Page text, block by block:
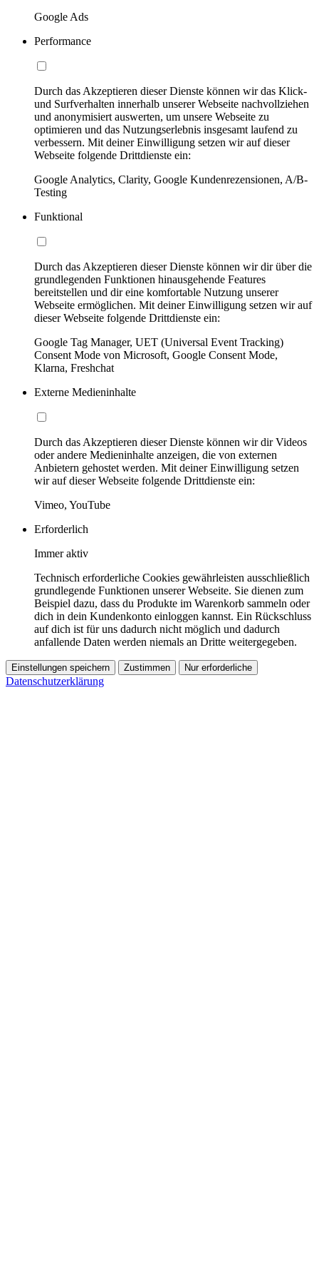
Google Ads
Performance
Durch das Akzeptieren dieser Dienste können wir das Klick-
und Surfverhalten innerhalb unserer Webseite nachvollziehen
und anonymisiert auswerten, um unsere Webseite zu
optimieren und das Nutzungserlebnis insgesamt laufend zu
verbessern. Mit deiner Einwilligung setzen wir auf dieser
Webseite folgende Drittdienste ein:
Google Analytics, Clarity, Google Kundenrezensionen, A/B-
Testing
Funktional
Durch das Akzeptieren dieser Dienste können wir dir über die
grundlegenden Funktionen hinausgehende Features
bereitstellen und dir eine komfortable Nutzung unserer
Webseite ermöglichen. Mit deiner Einwilligung setzen wir auf
dieser Webseite folgende Drittdienste ein:
Google Tag Manager, UET (Universal Event Tracking)
Consent Mode von Microsoft, Google Consent Mode,
Klarna, Freshchat
Externe Medieninhalte
Durch das Akzeptieren dieser Dienste können wir dir Videos
oder andere Medieninhalte anzeigen, die von externen
Anbietern gehostet werden. Mit deiner Einwilligung setzen
wir auf dieser Webseite folgende Drittdienste ein:
Vimeo, YouTube
Erforderlich
Immer aktiv
Technisch erforderliche Cookies gewährleisten ausschließlich
grundlegende Funktionen unserer Webseite. Sie dienen zum
Beispiel dazu, dass du Produkte im Warenkorb sammeln oder
dich in dein Kundenkonto einloggen kannst. Ein Rückschluss
auf dich ist für uns dadurch nicht möglich und dadurch
anfallende Daten werden niemals an Dritte weitergegeben.
Einstellungen speichern Zustimmen Nur erforderliche
Datenschutzerklärung